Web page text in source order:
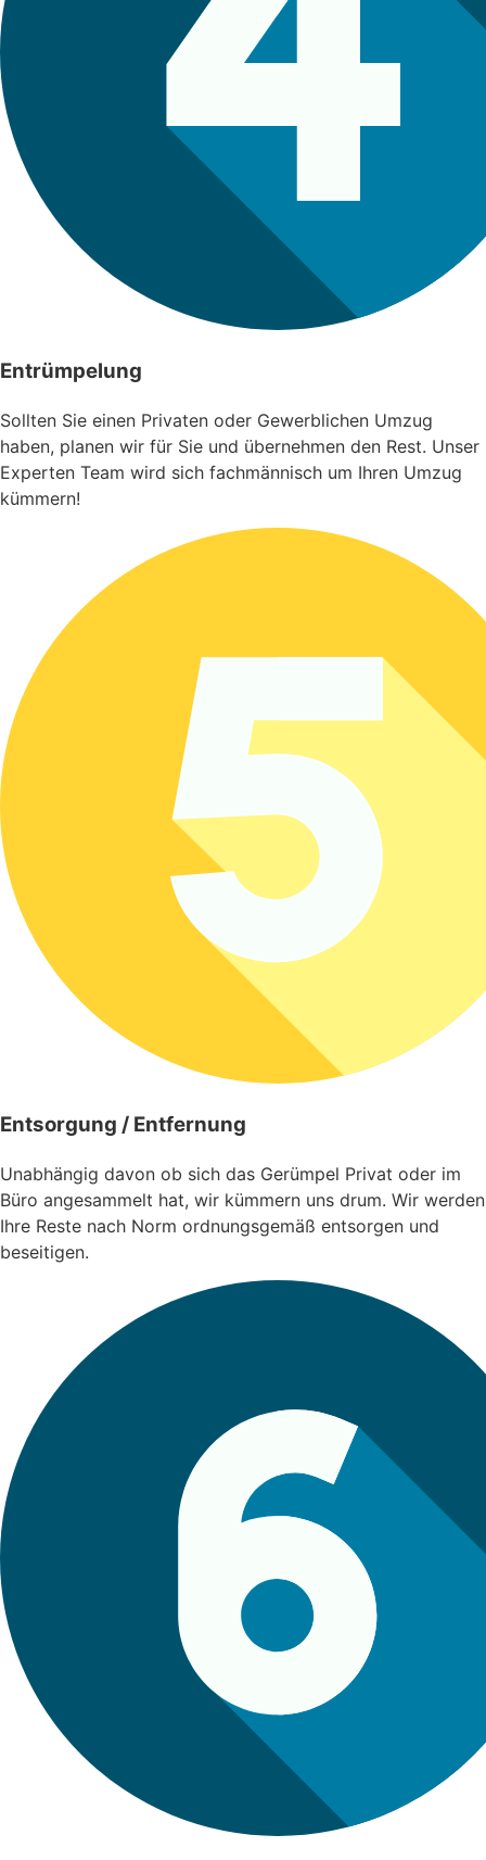
Entrümpelung
Sollten Sie einen Privaten oder Gewerblichen Umzug
haben, planen wir für Sie und übernehmen den Rest. Unser
Experten Team wird sich fachmännisch um Ihren Umzug
kümmern!
Entsorgung / Entfernung
Unabhängig davon ob sich das Gerümpel Privat oder im
Büro angesammelt hat, wir kümmern uns drum. Wir werden
Ihre Reste nach Norm ordnungsgemäß entsorgen und
beseitigen.